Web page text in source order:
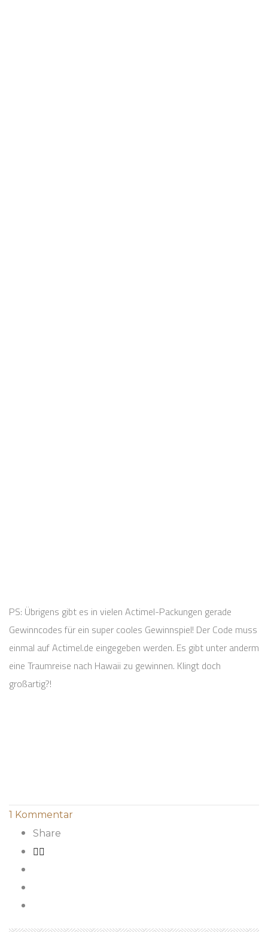
PS: Übrigens gibt es in vielen Actimel-Packungen gerade
Gewinncodes für ein super cooles Gewinnspiel! Der Code muss
einmal auf Actimel.de eingegeben werden. Es gibt unter anderm
eine Traumreise nach Hawaii zu gewinnen. Klingt doch
großartig?!
1 Kommentar
Share